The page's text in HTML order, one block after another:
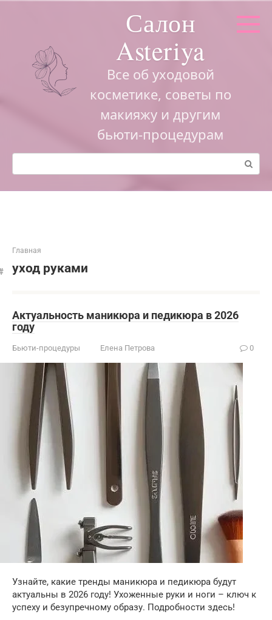
Салон
Asteriya
Все об уходовой
косметике, советы по
макияжу и другим
бьюти-процедурам
Поиск:
Главная
уход руками
Актуальность маникюра и педикюра в 2026
году
Бьюти-процедуры Елена Петрова 0
Узнайте, какие тренды маникюра и педикюра будут
актуальны в 2026 году! Ухоженные руки и ноги – ключ к
успеху и безупречному образу. Подробности здесь!